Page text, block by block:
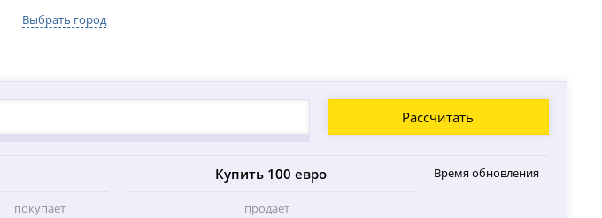
Выбрать город
Рассчитать
покупает
Купить 100 евро
продает
Время обновления